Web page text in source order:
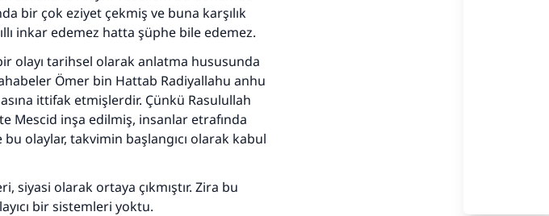
bir çok eziyet çekmiş ve buna karşılık
inkar edemez hatta şüphe bile edemez.
olayı tarihsel olarak anlatma hususunda
Ömer bin Hattab Radiyallahu anhu
ittifak etmişlerdir. Çünkü Rasulullah
Mescid inşa edilmiş, insanlar etrafında
olaylar, takvimin başlangıcı olarak kabul
siyasi olarak ortaya çıkmıştır. Zira bu
bir sistemleri yoktu.